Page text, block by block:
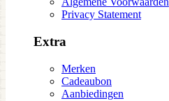
Privacy Statement
Extra
Merken
Cadeaubon
Aanbiedingen